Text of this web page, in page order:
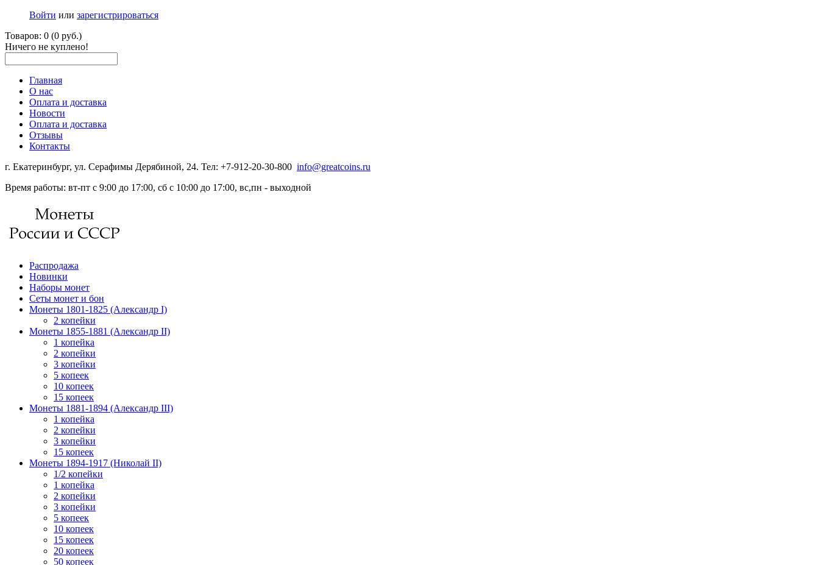
Войти или зарегистрироваться
Товаров: 0 (0 руб.)
Ничего не куплено!
Главная
О нас
Оплата и доставка
Новости
Оплата и доставка
Отзывы
Контакты
г. Екатеринбург, ул. Серафимы Дерябиной, 24. Тел: +7-912-20-30-800 info@greatcoins.ru
Время работы: вт-пт с 9:00 до 17:00, сб с 10:00 до 17:00, вс,пн - выходной
Распродажа
Новинки
Наборы монет
Сеты монет и бон
Монеты 1801-1825 (Александр I)
2 копейки
Монеты 1855-1881 (Александр II)
1 копейка
2 копейки
3 копейки
5 копеек
10 копеек
15 копеек
Монеты 1881-1894 (Александр III)
1 копейка
2 копейки
3 копейки
15 копеек
Монеты 1894-1917 (Николай II)
1/2 копейки
1 копейка
2 копейки
3 копейки
5 копеек
10 копеек
15 копеек
20 копеек
50 копеек